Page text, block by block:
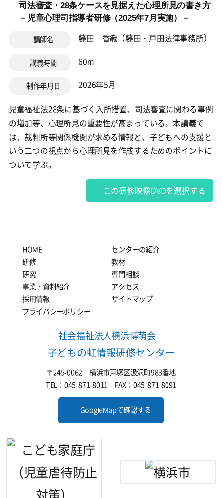
司法審査・28条ケースを見据えた心理所見の書き方
－児童心理司指導者研修（2025年7月実施）－
講師名 藤田 香織（藤田・戸田法律事務所）
講義時間 60m
制作年月日 2026年5月
児童福祉法28条に基づく入所措置、司法審査に関わる事例
の増加等、心理所見の重要性が高まっている。本講義で
は、裁判所等関係機関が求める情報と、子どもへの支援と
いう二つの視点から心理所見を作成するためのポイントに
ついて学ぶ。
この研修映像DVDを選択する
HOME
センターの紹介
研修
教材
研究
専門相談
事業・資料紹介
アクセス
採用情報
サイトマップ
プライバシーポリシー
社会福祉法人横浜博萌会
子どもの虹情報研修センター
〒245-0062 横浜市戸塚区汲沢町983番地
TEL：045-871-8011 FAX：045-871-8091
GoogleMapで確認する